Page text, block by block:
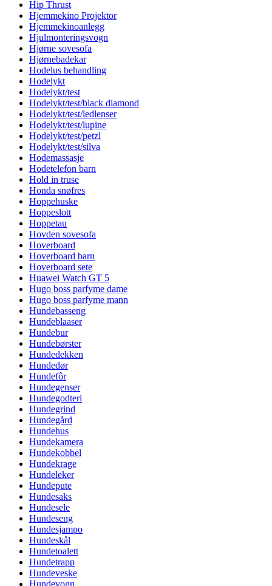
Hip Thrust
Hjemmekino Projektor
Hjemmekinoanlegg
Hjulmonteringsvogn
Hjørne sovesofa
Hjørnebadekar
Hodelus behandling
Hodelykt
Hodelykt/test
Hodelykt/test/black diamond
Hodelykt/test/ledlenser
Hodelykt/test/lupine
Hodelykt/test/petzl
Hodelykt/test/silva
Hodemassasje
Hodetelefon barn
Hold in truse
Honda snøfres
Hoppehuske
Hoppeslott
Hoppetau
Hovden sovesofa
Hoverboard
Hoverboard barn
Hoverboard sete
Huawei Watch GT 5
Hugo boss parfyme dame
Hugo boss parfyme mann
Hundebasseng
Hundeblaaser
Hundebur
Hundebørster
Hundedekken
Hundedør
Hundefôr
Hundegenser
Hundegodteri
Hundegrind
Hundegård
Hundehus
Hundekamera
Hundekobbel
Hundekrage
Hundeleker
Hundepute
Hundesaks
Hundesele
Hundeseng
Hundesjampo
Hundeskål
Hundetoalett
Hundetrapp
Hundeveske
Hundevogn